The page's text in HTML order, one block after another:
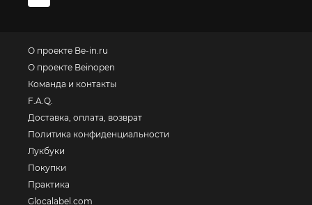
О проекте Be-in.ru
О проекте Beinopen
Команда и контакты
F.A.Q.
Доставка, оплата, возврат
Политика конфиденциальности
Лукбуки
Покупки
Практика
Glocalabel.com